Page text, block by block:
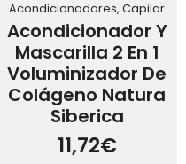
Acondicionadores, Capilar
Acondicionador Y
Mascarilla 2 En 1
Voluminizador De
Colágeno Natura
Siberica
11,72€